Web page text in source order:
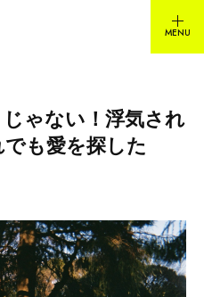
ゃない！浮気され
も愛を探した